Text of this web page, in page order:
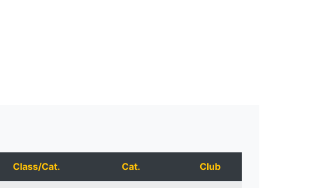
Class/Cat. Cat. Club